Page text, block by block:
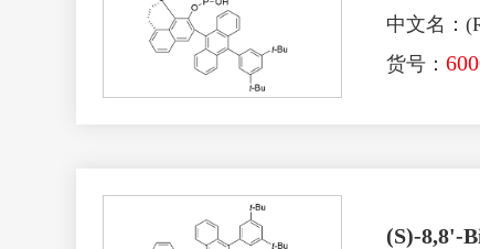
中文名：
货号：
(S)-8,8'-